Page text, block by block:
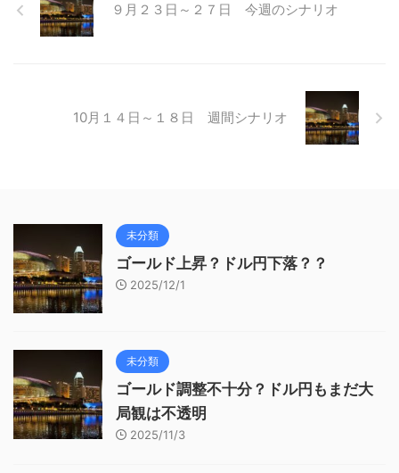
９月２３日～２７日 今週のシナリオ
10月１４日～１８日 週間シナリオ
未分類
ゴールド上昇？ドル円下落？？
2025/12/1
未分類
ゴールド調整不十分？ドル円もまだ大
局観は不透明
2025/11/3